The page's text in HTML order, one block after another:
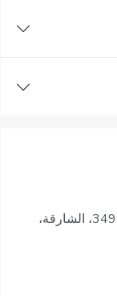
شارع الزهرة، برج الساعة، المصلى، ص ب 3499، الشارقة،